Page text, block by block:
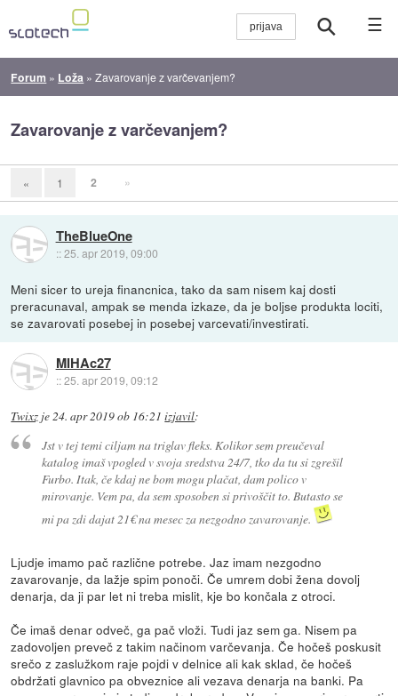
☰
Forum » Loža »Zavarovanje z varčevanjem?
Zavarovanje z varčevanjem?
« 1 2 »
TheBlueOne
::25. apr 2019, 09:00
Meni sicer to ureja financnica, tako da sam nisem kaj dosti
preracunaval, ampak se menda izkaze, da je boljse produkta lociti,
se zavarovati posebej in posebej varcevati/investirati.
MIHAc27
::25. apr 2019, 09:12
Twixz je24. apr 2019 ob 16:21 izjavil:
Jst v tej temi ciljam na triglav fleks. Kolikor sem preučeval
katalog imaš vpogled v svoja sredstva 24/7, tko da tu si zgrešil
Furbo. Itak, če kdaj ne bom mogu plačat, dam polico v
mirovanje. Vem pa, da sem sposoben si privoščit to. Butasto se
mi pa zdi dajat 21€ na mesec za nezgodno zavarovanje.
Ljudje imamo pač različne potrebe. Jaz imam nezgodno
zavarovanje, da lažje spim ponoči. Če umrem dobi žena dovolj
denarja, da ji par let ni treba mislit, kje bo končala z otroci.
Če imaš denar odveč, ga pač vloži. Tudi jaz sem ga. Nisem pa
zadovoljen preveč z takim načinom varčevanja. Če hočeš poskusit
srečo z zaslužkom raje pojdi v delnice ali kak sklad, če hočeš
obdržati glavnico pa obveznice ali vezava denarja na banki. Pa